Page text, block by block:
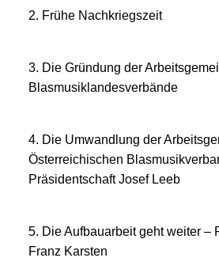
2. Frühe Nachkriegszeit
3. Die Gründung der
Blasmusiklandesverbände
4. Die Umwandlung der
Österreichischen
Präsidentschaft Josef Leeb
5. Die Aufbauarbeit geht weiter –
Franz Karsten